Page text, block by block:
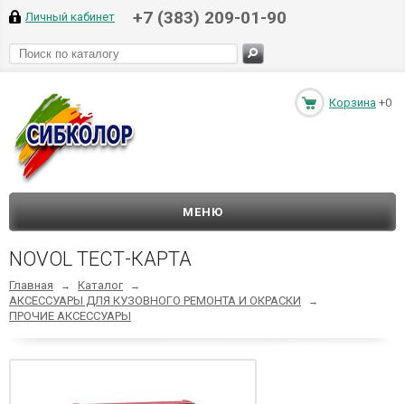
Личный кабинет +7 (383) 209-01-90
Корзина +0
МЕНЮ
NOVOL ТЕСТ-КАРТА
Главная → Каталог →
АКСЕССУАРЫ ДЛЯ КУЗОВНОГО РЕМОНТА И ОКРАСКИ →
ПРОЧИЕ АКСЕССУАРЫ